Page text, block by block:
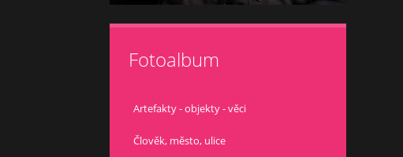
Fotoalbum
Artefakty - objekty - věci
Člověk, město, ulice